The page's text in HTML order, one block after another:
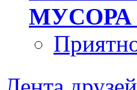
МУСОРА